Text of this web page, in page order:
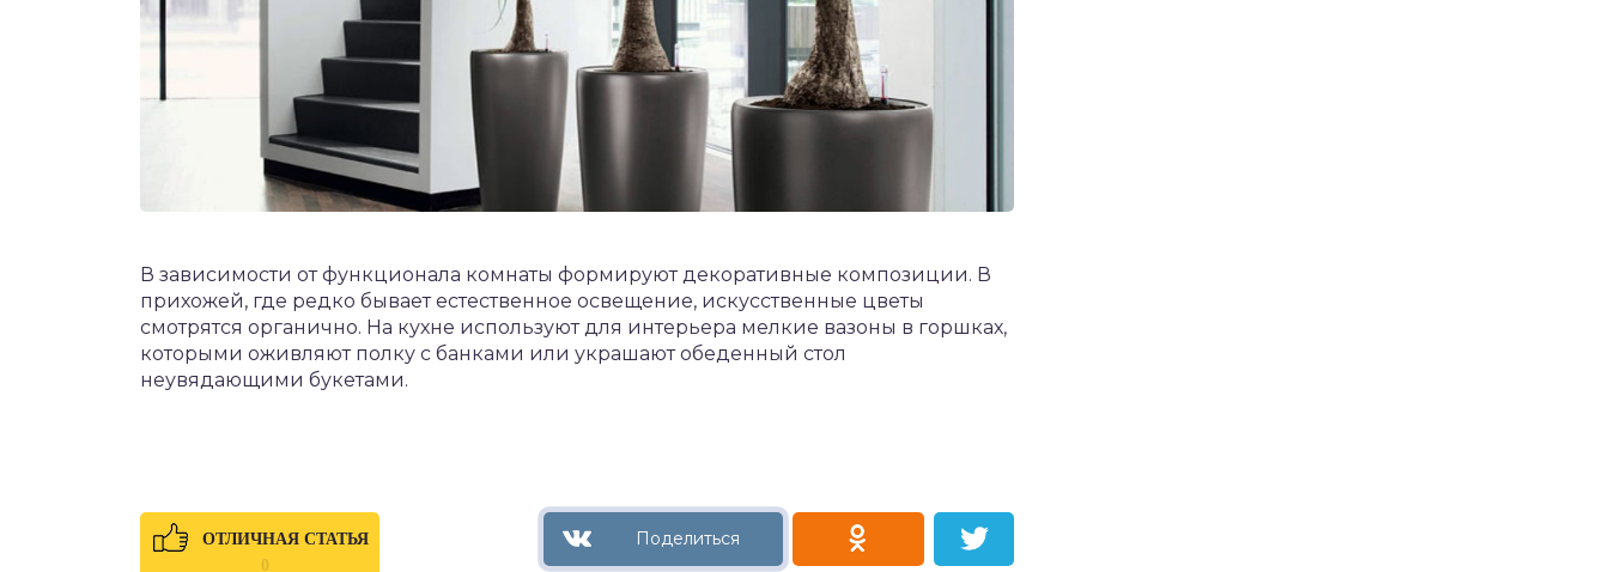
В зависимости от функционала комнаты формируют декоративные композиции. В
прихожей, где редко бывает естественное освещение, искусственные цветы
смотрятся органично. На кухне используют для интерьера мелкие вазоны в горшках,
которыми оживляют полку с банками или украшают обеденный стол
неувядающими букетами.
ОТЛИЧНАЯ СТАТЬЯ
0